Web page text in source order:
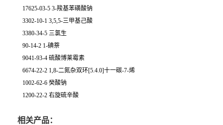
17625-03-5 3-羧基苯磺酸钠
3302-10-1 3,5,5-三甲基己酸
3380-34-5 三氯生
90-14-2 1-碘萘
9041-93-4 硫酸博莱霉素
6674-22-2 1,8-二氮杂双环[5.4.0]十一碳-7-烯
1002-62-6 癸酸钠
1200-22-2 右旋硫辛酸
相关产品：